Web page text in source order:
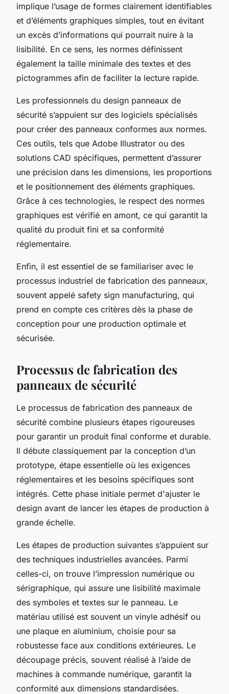
implique l’usage de formes clairement identifiables
et d’éléments graphiques simples, tout en évitant
un excès d’informations qui pourrait nuire à la
lisibilité. En ce sens, les normes définissent
également la taille minimale des textes et des
pictogrammes afin de faciliter la lecture rapide.
Les professionnels du design panneaux de
sécurité s’appuient sur des logiciels spécialisés
pour créer des panneaux conformes aux normes.
Ces outils, tels que Adobe Illustrator ou des
solutions CAD spécifiques, permettent d’assurer
une précision dans les dimensions, les proportions
et le positionnement des éléments graphiques.
Grâce à ces technologies, le respect des normes
graphiques est vérifié en amont, ce qui garantit la
qualité du produit fini et sa conformité
réglementaire.
Enfin, il est essentiel de se familiariser avec le
processus industriel de fabrication des panneaux,
souvent appelé safety sign manufacturing, qui
prend en compte ces critères dès la phase de
conception pour une production optimale et
sécurisée.
Processus de fabrication des
panneaux de sécurité
Le processus de fabrication des panneaux de
sécurité combine plusieurs étapes rigoureuses
pour garantir un produit final conforme et durable.
Il débute classiquement par la conception d’un
prototype, étape essentielle où les exigences
réglementaires et les besoins spécifiques sont
intégrés. Cette phase initiale permet d'ajuster le
design avant de lancer les étapes de production à
grande échelle.
Les étapes de production suivantes s’appuient sur
des techniques industrielles avancées. Parmi
celles-ci, on trouve l’impression numérique ou
sérigraphique, qui assure une lisibilité maximale
des symboles et textes sur le panneau. Le
matériau utilisé est souvent un vinyle adhésif ou
une plaque en aluminium, choisie pour sa
robustesse face aux conditions extérieures. Le
découpage précis, souvent réalisé à l’aide de
machines à commande numérique, garantit la
conformité aux dimensions standardisées.